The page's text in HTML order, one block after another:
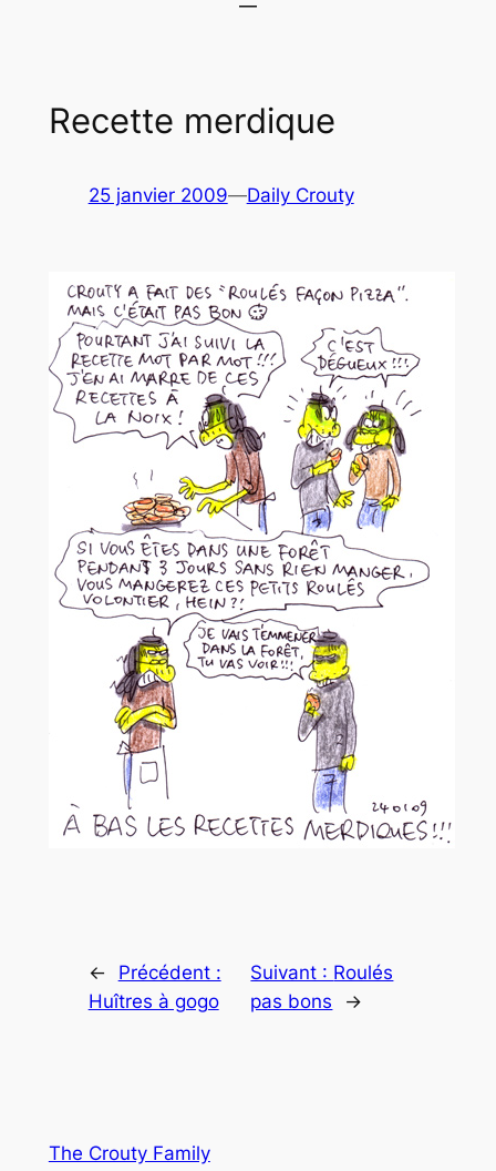
Recette merdique
25 janvier 2009—Daily Crouty
←
Précédent :
Huîtres à gogo
Suivant : Roulés
pas bons
→
The Crouty Family